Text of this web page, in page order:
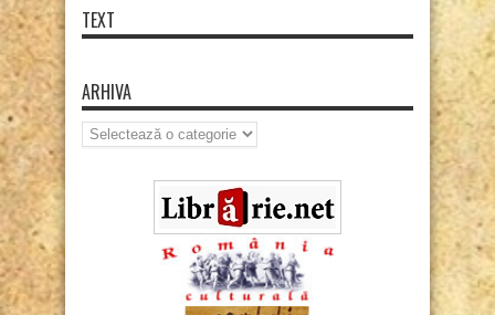
TEXT
ARHIVA
Arhiva